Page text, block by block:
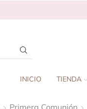
INICIO TIENDA
Primera Comunión